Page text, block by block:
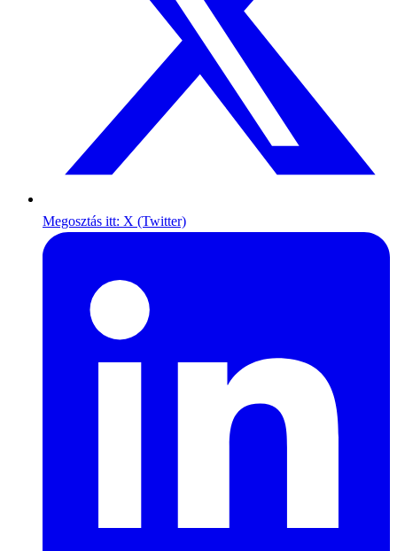
Megosztás itt: X (Twitter)